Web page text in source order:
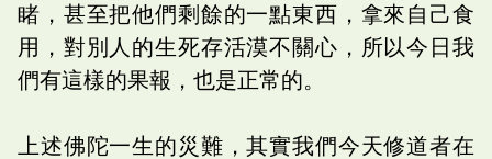
睹，甚至把他們剩餘的一點東西，拿來自己食
用，對別人的生死存活漠不關心，所以今日我
們有這樣的果報，也是正常的。
上述佛陀一生的災難，其實我們今天修道者在